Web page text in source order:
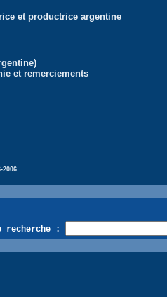
et productrice argentine
et remerciements
2006
recherche :